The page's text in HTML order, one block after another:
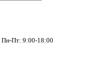
Пн-Пт: 9:00-18:00